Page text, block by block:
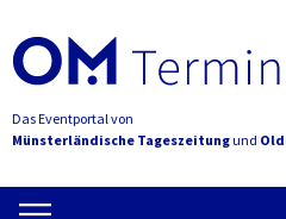
Das Eventportal von
Münsterländische Tageszeitungund